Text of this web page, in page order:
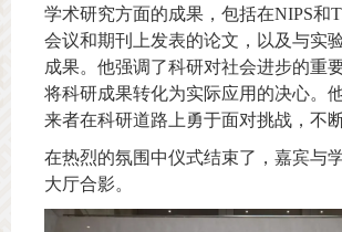
学术研究方面的成果，包括在NIPS和
会议和期刊上发表的论文，以及与实
成果。他强调了科研对社会进步的重
将科研成果转化为实际应用的决心。
来者在科研道路上勇于面对挑战，不断
在热烈的氛围中仪式结束了，嘉宾与
大厅合影。